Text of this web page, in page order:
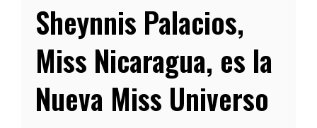
Sheynnis Palacios,
Miss Nicaragua, es la
Nueva Miss Universo